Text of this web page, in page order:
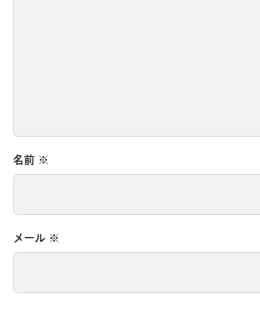
名前 ※
メール ※